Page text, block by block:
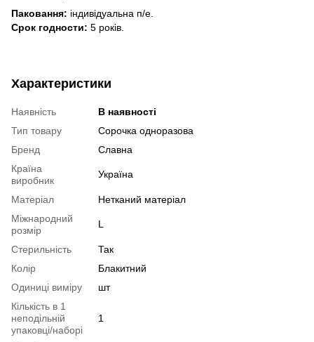
Паковання: індивідуальна п/е.
Срок годности: 5 років.
Характеристики
Наявність
В наявності
Тип товару
Сорочка одноразова
Бренд
Славна
Країна
виробник
Україна
Матеріал
Нетканий матеріал
Міжнародний
розмір
L
Стерильність
Так
Колір
Блакитний
Одиниці виміру
шт
Кількість в 1
неподільній
упаковці/наборі
1